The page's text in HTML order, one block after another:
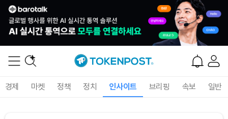
경제 마켓 정책 정치 인사이트 브리핑 속보 일반
Solana (SOL) ₩104,457(-0.46%)